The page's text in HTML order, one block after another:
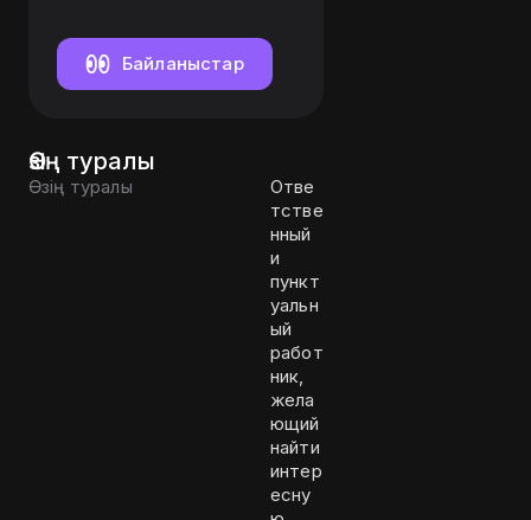
Байланыстар
Өзің туралы
Өзің туралы
Отве
тстве
нный
и
пункт
уальн
ый
работ
ник,
жела
ющий
найти
интер
есну